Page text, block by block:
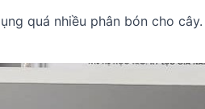
quá nhiều phân bón cho